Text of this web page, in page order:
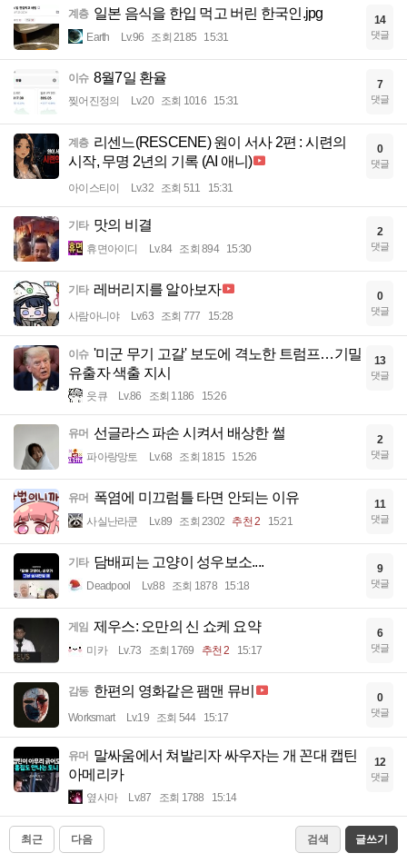
계층 일본 음식을 한입 먹고 버린 한국인.jpg
Earth Lv.96 조회 2185 15:31
14
댓글
이슈 8월7일 환율
찢어진정의 Lv.20 조회 1016 15:31
7
댓글
계층 리센느(RESCENE) 원이 서사 2편 : 시련의
시작, 무명 2년의 기록 (AI 애니)
아이스티이 Lv.32 조회 511 15:31
0
댓글
기타 맛의 비결
휴면아이디 Lv.84 조회 894 15:30
2
댓글
기타 레버리지를 알아보자
사람아니야 Lv.63 조회 777 15:28
0
댓글
이슈 '미군 무기 고갈' 보도에 격노한 트럼프…기밀
유출자 색출 지시
읏큐 Lv.86 조회 1186 15:26
13
댓글
유머 선글라스 파손 시켜서 배상한 썰
파아랑망토 Lv.68 조회 1815 15:26
2
댓글
유머 폭염에 미끄럼틀 타면 안되는 이유
사실난라쿤 Lv.89 조회 2302 추천 2 15:21
11
댓글
기타 담배피는 고양이 성우보소....
Deadpool Lv.88 조회 1878 15:18
9
댓글
게임 제우스: 오만의 신 쇼케 요약
미카 Lv.73 조회 1769 추천 2 15:17
6
댓글
감동 한편의 영화같은 팸맨 뮤비
Worksmart Lv.19 조회 544 15:17
0
댓글
유머 말싸움에서 쳐발리자 싸우자는 개 꼰대 캡틴
아메리카
옆사마 Lv.87 조회 1788 15:14
12
댓글
최근 다음 검색 글쓰기